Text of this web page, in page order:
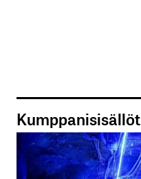
Kumppanisisällöt